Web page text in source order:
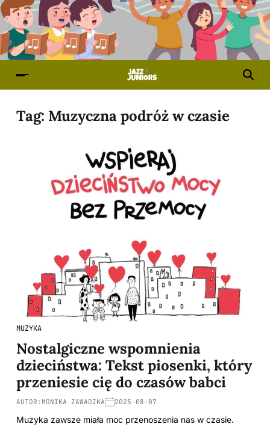
Tag: Muzyczna podróż w czasie
MUZYKA
Nostalgiczne wspomnienia
dzieciństwa: Tekst piosenki, który
przeniesie cię do czasów babci
AUTOR: MONIKA ZAWADZKA 2025-08-07
Muzyka zawsze miała moc przenoszenia nas w czasie.